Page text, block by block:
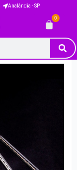
0
Analândia - SP